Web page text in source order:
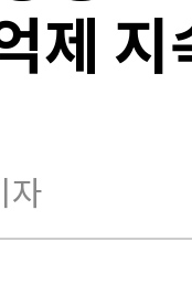
제 지
자